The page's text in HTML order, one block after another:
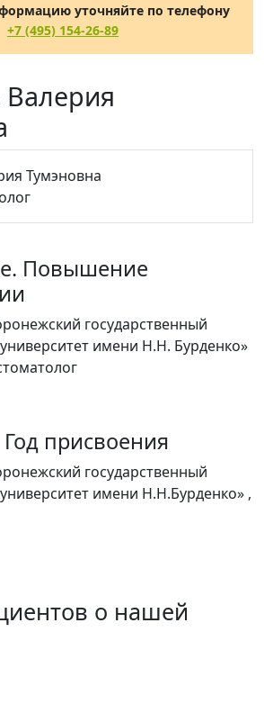
уточняйте по телефону
+7 (495) 154-26-89
Тумэновна
Повышение
государственный
имени Н.Н. Бурденко»
присвоения
государственный
имени Н.Н.Бурденко» ,
о нашей